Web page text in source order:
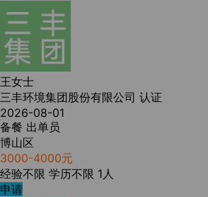
王女士
三丰环境集团股份有限公司 认证
2026-08-01
备餐 出单员
博山区
3000-4000元
经验不限 学历不限 1人
申请